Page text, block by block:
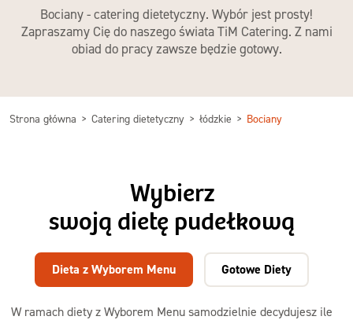
Bociany - catering dietetyczny. Wybór jest prosty!
Zapraszamy Cię do naszego świata TiM Catering. Z nami
obiad do pracy zawsze będzie gotowy.
Strona główna Catering dietetyczny łódzkie Bociany
Wybierz
swoją dietę pudełkową
W ramach diety z Wyborem Menu samodzielnie decydujesz ile
Dieta z Wyborem Menu Gotowe Diety